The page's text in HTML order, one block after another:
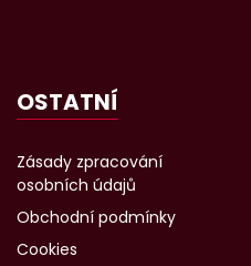
OSTATNÍ
Zásady zpracování
osobních údajů
Obchodní podmínky
Cookies